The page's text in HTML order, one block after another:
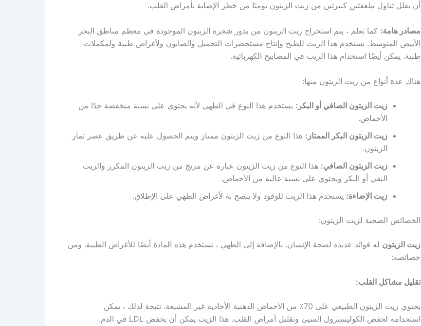
أن يقلل تناول ملعقتين كبيرتين من زيت الزيتون يوميًا من خطر الإصابة بأمراض القلب.
مصادر هامة: كما تعلم ، يتم استخراج زيت الزيتون من بذور شجرة الزيتون الموجودة في معظم مناطق البحر
الأبيض المتوسط. يستخدم هذا الزيت للطبخ وإنتاج مستحضرات التجميل والصابون ولأغراض طبية ولمكملات
طبية. يمكن أيضًا استخدام هذا الزيت في المصابيح الكهربائية.
هناك عدة أنواع من زيت الزيتون منها:
زيت الزيتون الصافي أو البكر: يستخدم هذا النوع في الطهي لأنه يحتوي على نسبة منخفضة جدًا من
الأحماض.
زيت الزيتون البكر الممتاز: هذا النوع من زيت الزيتون ممتاز ويتم الحصول عليه عن طريق عصر ثمار
الزيتون.
زيت الزيتون الصافي: هذا النوع من زيت الزيتون عبارة عن مزيج من زيت الزيتون المكرر والزيت
النقي أو البكر ويحتوي على نسبة عالية من الأحماض.
زيت الإضاءة: يستخدم هذا الزيت للوقود ولا ينصح به لأغراض الطهي على الإطلاق.
الخصائص الصحية لزيت الزيتون:
زيت الزيتون له فوائد عديدة لصحة الإنسان. بالإضافة إلى الطهي ، تستخدم هذه المادة أيضًا للأغراض الطبية. ومن
خصائصه:
تقليل مشاكل القلب:
يحتوي زيت الزيتون الطبيعي على 70٪ من الأحماض الدهنية الأحادية غير المشبعة. نتيجة لذلك ، يمكن
استخدامه لخفض الكوليسترول السيئ وتقليل أمراض القلب. هذا الزيت يمكن أن يخفض LDL في الدم.